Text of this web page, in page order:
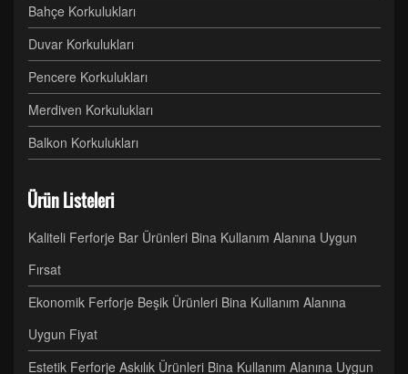
Bahçe Korkulukları
Duvar Korkulukları
Pencere Korkulukları
Merdiven Korkulukları
Balkon Korkulukları
Ürün Listeleri
Kaliteli Ferforje Bar Ürünleri Bina Kullanım Alanına Uygun
Fırsat
Ekonomik Ferforje Beşik Ürünleri Bina Kullanım Alanına
Uygun Fiyat
Estetik Ferforje Askılık Ürünleri Bina Kullanım Alanına Uygun